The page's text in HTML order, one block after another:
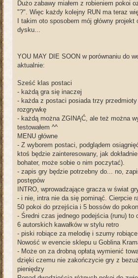
Dużo zabawy miałem z robieniem pokoi
"?". Więc każdy kolejny RUN ma teraz
I takim oto sposobem mój główny
dysku...
YOU MAY DIE SOON w porównaniu do
aktualnie:
Sześć klas postaci
- każdą gra się inaczej
- każda z postaci posiada trzy przedmioty
rozgrywkę
- każdą można ZGINĄĆ, ale też można
testowałem ^^
MENU główne
- Z wyborem postaci, podglądem
ktoś będzie zainteresowany, jak
bohater, może sobie o nim poczytać).
- zapis gry będzie potrzebny do... no,
postępów
INTRO, wprowadzające gracza w świat
- i nie, intra nie da się pominąć. Cierpcie
50 pokoi do przejścia i 5 bossów do
- Średni czas jednego podejścia (runu) to
6 autorskich kawałków w stylu retro
- piski robiące za melodię i szumy
Nowość w evencie sklepu u Goblina
- Może on za drobną opłatą wymienić
dzięki czemu nie zakończycie gry z
pieniędzy